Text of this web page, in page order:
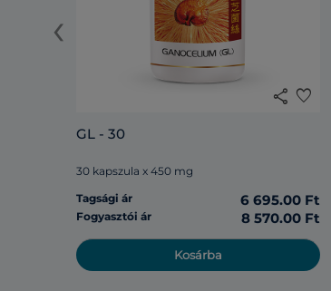
share favorite
GL - 30
30 kapszula x 450 mg
Tagsági ár
6 695.00 Ft
Fogyasztói ár 8 570.00 Ft
Kosárba
‹